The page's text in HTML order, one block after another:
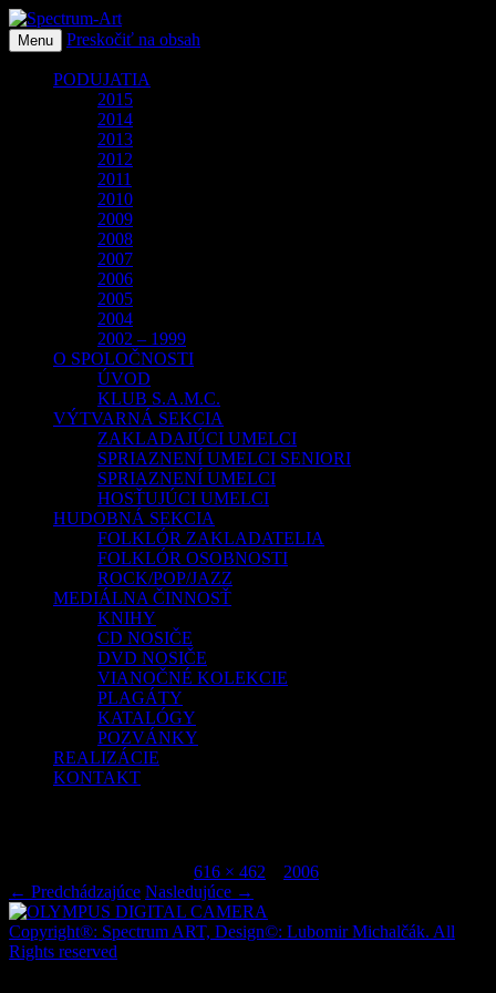
Spectrum-Art
O spoločnosti Spectrum Art
Menu Preskočiť na obsah
PODUJATIA
2015
2014
2013
2012
2011
2010
2009
2008
2007
2006
2005
2004
2002 – 1999
O SPOLOČNOSTI
ÚVOD
KLUB S.A.M.C.
VÝTVARNÁ SEKCIA
ZAKLADAJÚCI UMELCI
SPRIAZNENÍ UMELCI SENIORI
SPRIAZNENÍ UMELCI
HOSŤUJÚCI UMELCI
HUDOBNÁ SEKCIA
FOLKLÓR ZAKLADATELIA
FOLKLÓR OSOBNOSTI
ROCK/POP/JAZZ
MEDIÁLNA ČINNOSŤ
KNIHY
CD NOSIČE
DVD NOSIČE
VIANOČNÉ KOLEKCIE
PLAGÁTY
KATALÓGY
POZVÁNKY
REALIZÁCIE
KONTAKT
616 × 462 2006
← Predchádzajúce Nasledujúce →
Copyright®: Spectrum ART, Design©: Lubomir Michalčák. All
Rights reserved